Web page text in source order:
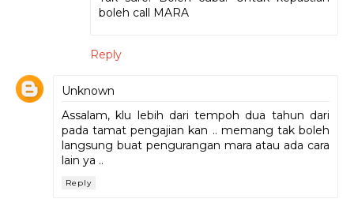
boleh call MARA
Reply
Unknown
Assalam, klu lebih dari tempoh dua tahun dari
pada tamat pengajian kan .. memang tak boleh
langsung buat pengurangan mara atau ada cara
lain ya ..
Reply